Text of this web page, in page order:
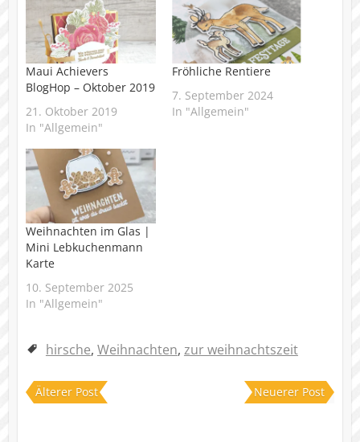
Maui Achievers
BlogHop – Oktober 2019
21. Oktober 2019
In "Allgemein"
Fröhliche Rentiere
7. September 2024
In "Allgemein"
Weihnachten im Glas |
Mini Lebkuchenmann
Karte
10. September 2025
In "Allgemein"
hirsche, Weihnachten, zur weihnachtszeit
Älterer Post Neuerer Post